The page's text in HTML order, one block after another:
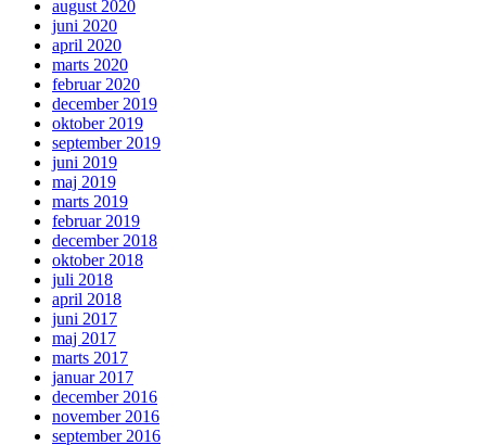
august 2020
juni 2020
april 2020
marts 2020
februar 2020
december 2019
oktober 2019
september 2019
juni 2019
maj 2019
marts 2019
februar 2019
december 2018
oktober 2018
juli 2018
april 2018
juni 2017
maj 2017
marts 2017
januar 2017
december 2016
november 2016
september 2016